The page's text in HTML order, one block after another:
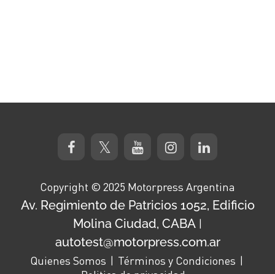
Copyright © 2025 Motorpress Argentina
Av. Regimiento de Patricios 1052, Edificio
Molina Ciudad, CABA |
autotest@motorpress.com.ar
Quienes Somos
Términos y Condiciones